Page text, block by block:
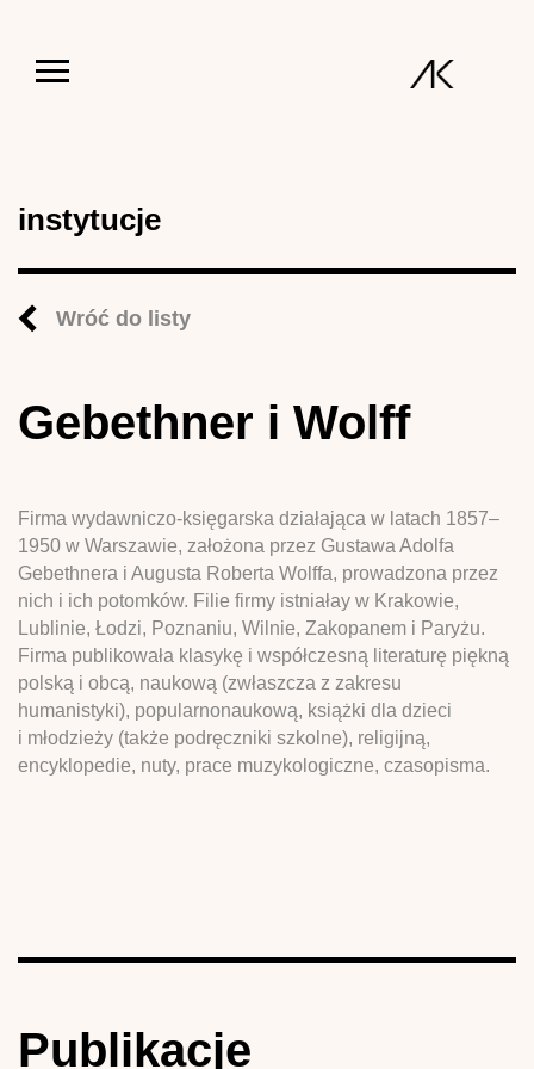
instytucje
Wróć do listy
Gebethner i Wolff
Firma wydawniczo-księgarska działająca w latach 1857–
1950 w Warszawie, założona przez Gustawa Adolfa
Gebethnera i Augusta Roberta Wolffa, prowadzona przez
nich i ich potomków. Filie firmy istniałay w Krakowie,
Lublinie, Łodzi, Poznaniu, Wilnie, Zakopanem i Paryżu.
Firma publikowała klasykę i współczesną literaturę piękną
polską i obcą, naukową (zwłaszcza z zakresu
humanistyki), popularnonaukową, książki dla dzieci
i młodzieży (także podręczniki szkolne), religijną,
encyklopedie, nuty, prace muzykologiczne, czasopisma.
Publikacje